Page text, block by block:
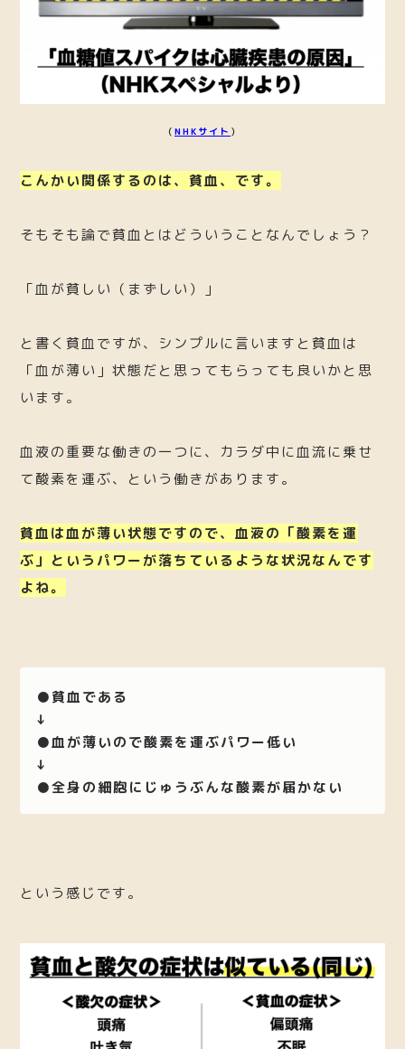
（ NHKサイト ）
こんかい関係するのは、貧血、です。
そもそも論で貧血とはどういうことなんでしょう？
「血が貧しい（まずしい）」
と書く貧血ですが、シンプルに言いますと貧血は
「血が薄い」状態だと思ってもらっても良いかと思
います。
血液の重要な働きの一つに、カラダ中に血流に乗せ
て酸素を運ぶ、という働きがあります。
貧血は血が薄い状態ですので、血液の「酸素を運
ぶ」というパワーが落ちているような状況なんです
よね。
●貧血である
↓
●血が薄いので酸素を運ぶパワー低い
↓
●全身の細胞にじゅうぶんな酸素が届かない
という感じです。